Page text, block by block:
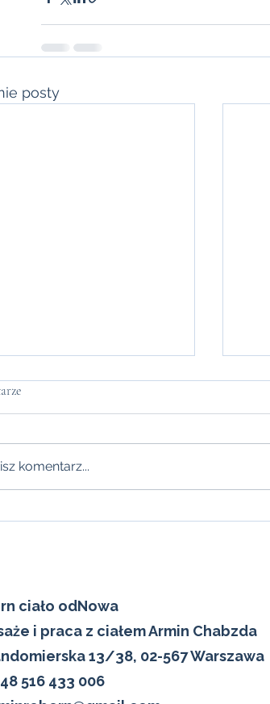
posty
wyciszyć, gdy wszystko Cię
wszystkiego jest za dużo.
bodźców. Za dużo
komentarz...
ciało odNowa
i praca z ciałem Armin Chabzda
13/38, 02-567 Warszawa
516 433 006